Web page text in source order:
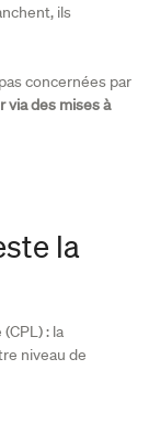
ils
concernées par
via des mises à
la
: la
niveau de